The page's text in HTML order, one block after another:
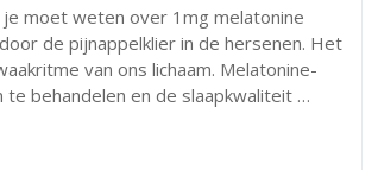
moet weten over 1mg melatonine
de pijnappelklier in de hersenen. Het
van ons lichaam. Melatonine-
behandelen en de slaapkwaliteit …